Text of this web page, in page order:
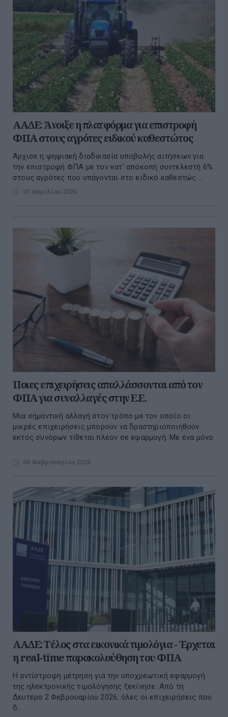
ΑΑΔΕ: Άνοιξε η πλατφόρμα για επιστροφή
ΦΠΑ στους αγρότες ειδικού καθεστώτος
Άρχισε η ψηφιακή διαδικασία υποβολής αιτήσεων για
την επιστροφή ΦΠΑ με τον κατ' αποκοπή συντελεστή 6%
στους αγρότες που υπάγονται στο ειδικό καθεστώς....
01 Απριλίου 2026
Ποιες επιχειρήσεις απαλλάσσονται από τον
ΦΠΑ για συναλλαγές στην Ε.Ε.
Μια σημαντική αλλαγή στον τρόπο με τον οποίο οι
μικρές επιχειρήσεις μπορούν να δραστηριοποιηθούν
εκτός συνόρων τίθεται πλέον σε εφαρμογή. Με ένα μόνο
...
04 Φεβρουαρίου 2026
ΑΑΔΕ: Τέλος στα εικονικά τιμολόγια - Έρχεται
η real-time παρακολούθηση του ΦΠΑ
Η αντίστροφη μέτρηση για την υποχρεωτική εφαρμογή
της ηλεκτρονικής τιμολόγησης ξεκίνησε. Από τη
Δευτέρα 2 Φεβρουαρίου 2026, όλες οι επιχειρήσεις που
δ...